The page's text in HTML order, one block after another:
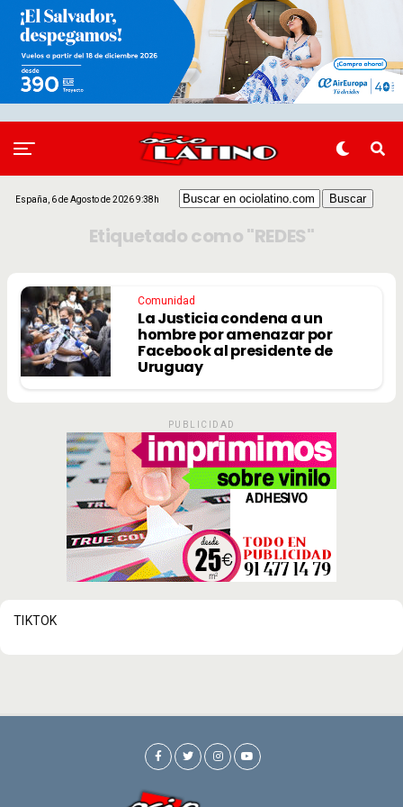
España, 6 de Agosto de 2026 9:38h
Etiquetado como "REDES"
Comunidad
La Justicia condena a un
hombre por amenazar por
Facebook al presidente de
Uruguay
PUBLICIDAD
TIKTOK